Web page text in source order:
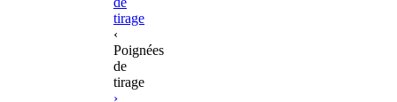
tirage
‹
Poignées
de
tirage
›